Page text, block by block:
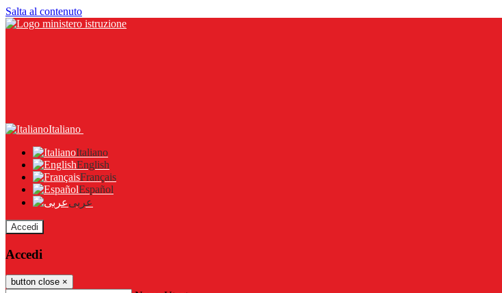
Salta al contenuto
Italiano
Italiano
English
Français
Español
عربى
Accedi
Accedi
button close ×